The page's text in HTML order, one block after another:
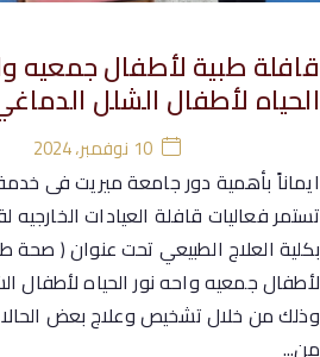
قافلة طبية لأطفال جمعيه
الحياه لأطفال الشلل
10 نوفمبر، 2024
ايماناً بأهمية دور جامعة ميريت فى
تستمر فعاليات قافلة العيادات
بكلية العلاج الطبيعي تحت عنوان ( صحة
لأطفال جمعيه واحه نور الحياه لأطفال
وذلك من خلال تشخيص وعلاج بعض
من...